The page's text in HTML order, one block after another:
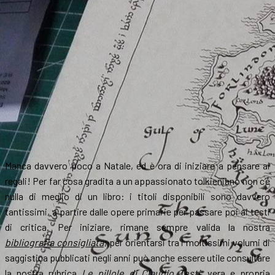
Manca davvero poco a Natale, ed è ora di iniziare a pensare ai
regali! Per far cosa gradita a un appassionato tolkieniano non c’è
nulla di meglio di un libro: i titoli disponibili sono davvero
tantissimi, a partire dalle opere primarie per passare poi ai testi
di critica. Per iniziare, rimane sempre valida la nostra
bibliografia consigliata; per orientarsi tra i moltissimi volumi di
saggistica pubblicati negli anni può anche essere utile consultare
la nostra rubrica Le pillole di Claudio Testi, vera e propria